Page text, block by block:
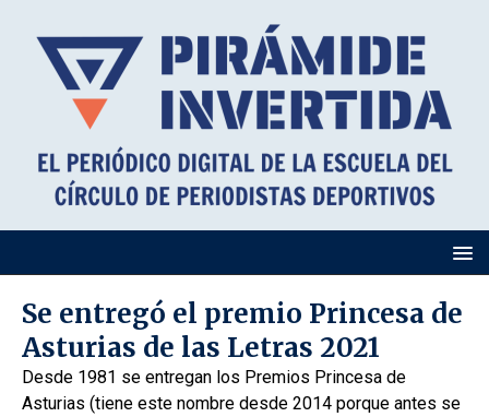
Se entregó el premio Princesa de
Asturias de las Letras 2021
Desde 1981 se entregan los Premios Princesa de
Asturias (tiene este nombre desde 2014 porque antes se